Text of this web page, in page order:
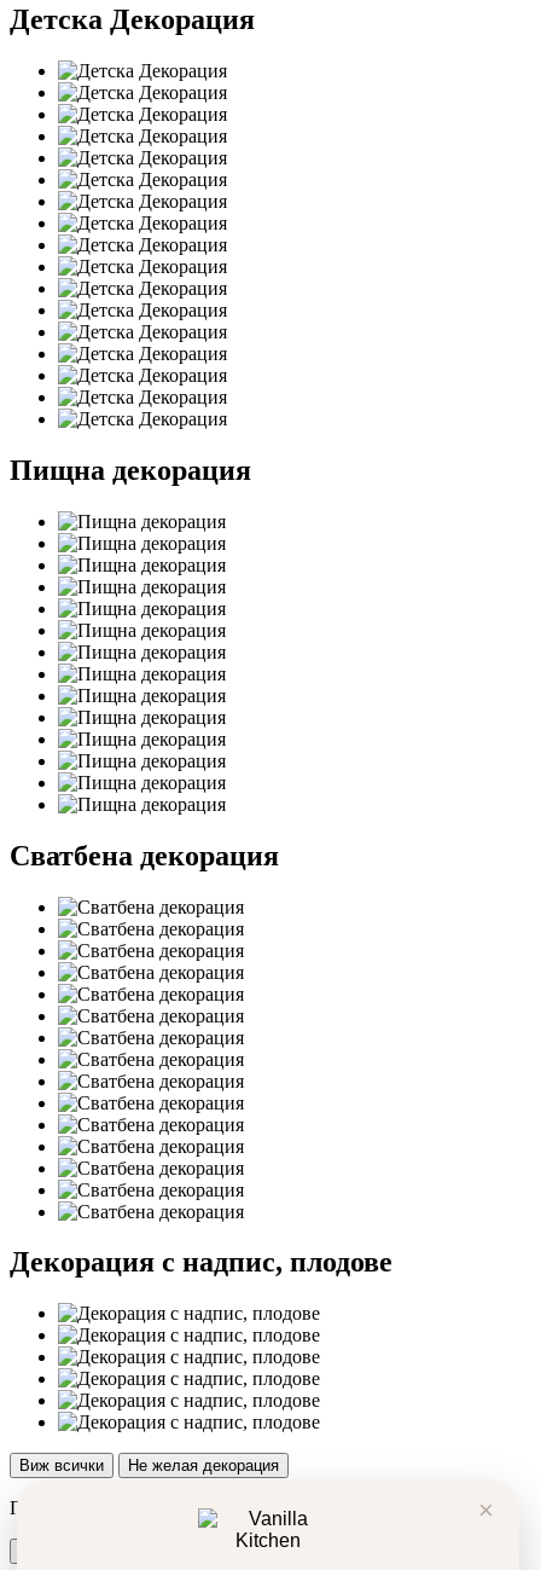
Детска Декорация
Пищна декорация
Сватбена декорация
Декорация с надпис, плодове
Виж всички Не желая декорация
×
Продуктът беше добавен в количката ви!